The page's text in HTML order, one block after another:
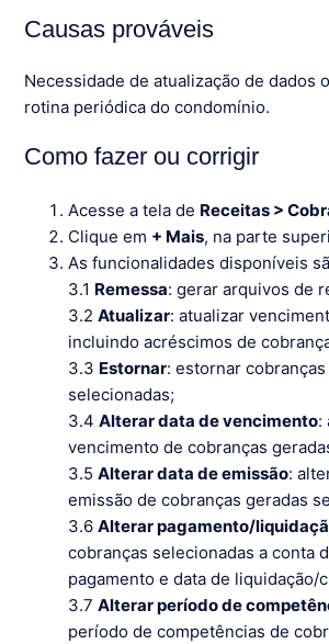
Causas prováveis
Necessidade de atualização de dados
rotina periódica do condomínio.
Como fazer ou corrigir
Acesse a tela de Receitas >
Clique em + Mais, na parte
As funcionalidades disponíveis
3.1 Remessa: gerar arquivos de
3.2Atualizar: atualizar
incluindo acréscimos de
3.3 Estornar: estornar
selecionadas;
3.4Alterar data de vencimento:
vencimento de cobranças
3.5Alterar data de emissão:
emissão de cobranças geradas
3.6Alterar pagamento/
cobranças selecionadas a conta
pagamento e data de liquidação/
3.7Alterar período de
período de competências de